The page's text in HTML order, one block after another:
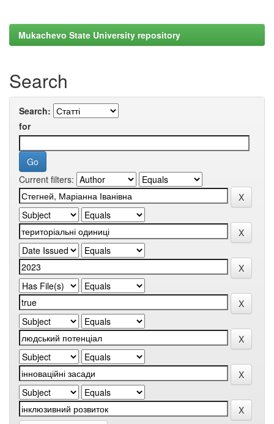
Mukachevo State University repository
Search
Search:
for
Current filters: